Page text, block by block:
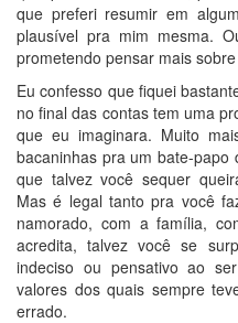
que preferi resumir em
plausível pra mim mesma.
prometendo pensar mais
Eu confesso que fiquei
no final das contas tem uma
que eu imaginara. Muito
bacaninhas pra um bate-
que talvez você sequer
Mas é legal tanto pra você
namorado, com a família,
acredita, talvez você se
indeciso ou pensativo ao
valores dos quais sempre
errado.